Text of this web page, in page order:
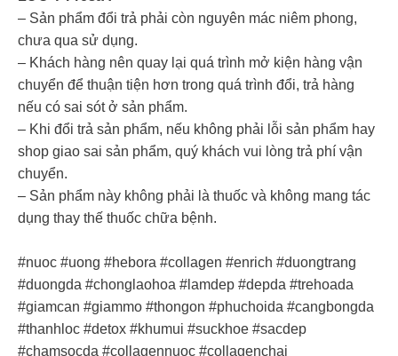
– Sản phẩm đổi trả phải còn nguyên mác niêm phong,
chưa qua sử dụng.
– Khách hàng nên quay lại quá trình mở kiện hàng vận
chuyển để thuận tiện hơn trong quá trình đổi, trả hàng
nếu có sai sót ở sản phẩm.
– Khi đổi trả sản phẩm, nếu không phải lỗi sản phẩm hay
shop giao sai sản phẩm, quý khách vui lòng trả phí vận
chuyển.
– Sản phẩm này không phải là thuốc và không mang tác
dụng thay thế thuốc chữa bệnh.
#nuoc #uong #hebora #collagen #enrich #duongtrang
#duongda #chonglaohoa #lamdep #depda #trehoada
#giamcan #giammo #thongon #phuchoida #cangbongda
#thanhloc #detox #khumui #suckhoe #sacdep
#chamsocda #collagennuoc #collagenchai